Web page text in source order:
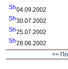
04.09.2002
30.07.2002
25.07.2002
28.06.2002
<<